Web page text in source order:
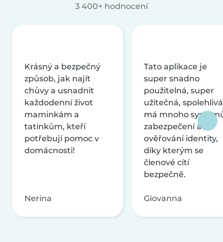
3 400+ hodnocení
Krásný a bezpečný
způsob, jak najít
chůvy a usnadnit
každodenní život
maminkám a
tatínkům, kteří
potřebují pomoc v
domácnosti!
Nerina
Tato aplikace je
super snadno
použitelná, super
užitečná,
má mnoho
zabezpečení a
ověřování identity,
díky kterým se
členové cítí
bezpečně.
Giovanna